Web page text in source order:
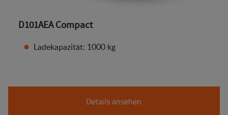
D101AEA Compact
Ladekapazität: 1000 kg
Details ansehen